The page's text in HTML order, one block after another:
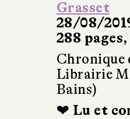
Grasset
28/08/
288 pages,
Chronique
Librairie
Bains)
❤ Lu et